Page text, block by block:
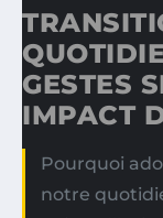
GESTES
IMPACT
Pourquoi
notre